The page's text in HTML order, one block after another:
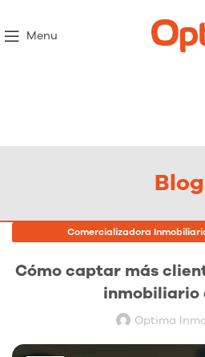
Menu
Blog
Comercializadora
Cómo captar más
inmobiliario
Optima